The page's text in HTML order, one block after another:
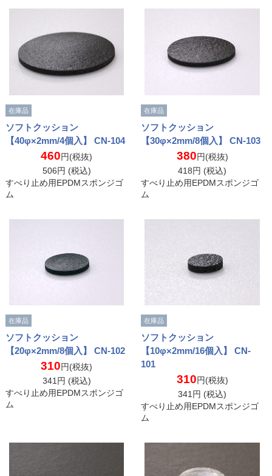
在庫品
ソフトクッション
【40φ×2mm/4個入】 CN-104
460円(税抜)
506円 (税込)
すべり止め用EPDMスポンジゴ
ム
在庫品
ソフトクッション
【30φ×2mm/8個入】 CN-103
380円(税抜)
418円 (税込)
すべり止め用EPDMスポンジゴ
ム
在庫品
ソフトクッション
【20φ×2mm/8個入】 CN-102
310円(税抜)
341 円 (税込)
すべり止め用EPDMスポンジゴ
ム
在庫品
ソフトクッション
【10φ×2mm/16個入】 CN-
101
310円(税抜)
341 円 (税込)
すべり止め用EPDMスポンジゴ
ム